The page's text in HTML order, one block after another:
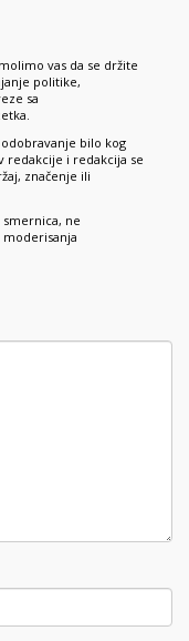
vas da se držite
politike,
sa
bilo kog
redakcije i redakcija se
značenje ili
ne